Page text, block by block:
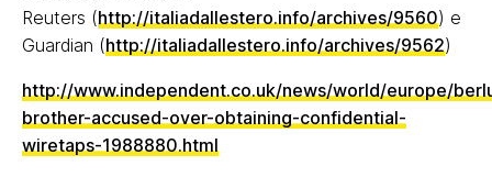
Reuters (http://italiadallestero.info/archives/9560) e
Guardian (http://italiadallestero.info/archives/9562)
http://www.independent.co.uk/news/world/europe/
brother-accused-over-obtaining-confidential-
wiretaps-1988880.html